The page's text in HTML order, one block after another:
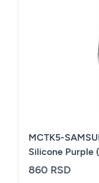
MCTK5-
Silicone Purple
860 RSD